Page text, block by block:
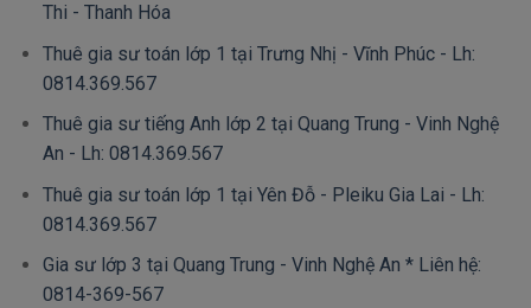
Thi - Thanh Hóa
Thuê gia sư toán lớp 1 tại Trưng Nhị - Vĩnh Phúc - Lh:
0814.369.567
Thuê gia sư tiếng Anh lớp 2 tại Quang Trung - Vinh Nghệ
An - Lh: 0814.369.567
Thuê gia sư toán lớp 1 tại Yên Đỗ - Pleiku Gia Lai - Lh:
0814.369.567
Gia sư lớp 3 tại Quang Trung - Vinh Nghệ An * Liên hệ:
0814-369-567